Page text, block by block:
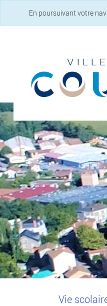
En poursuivant votre
Vie